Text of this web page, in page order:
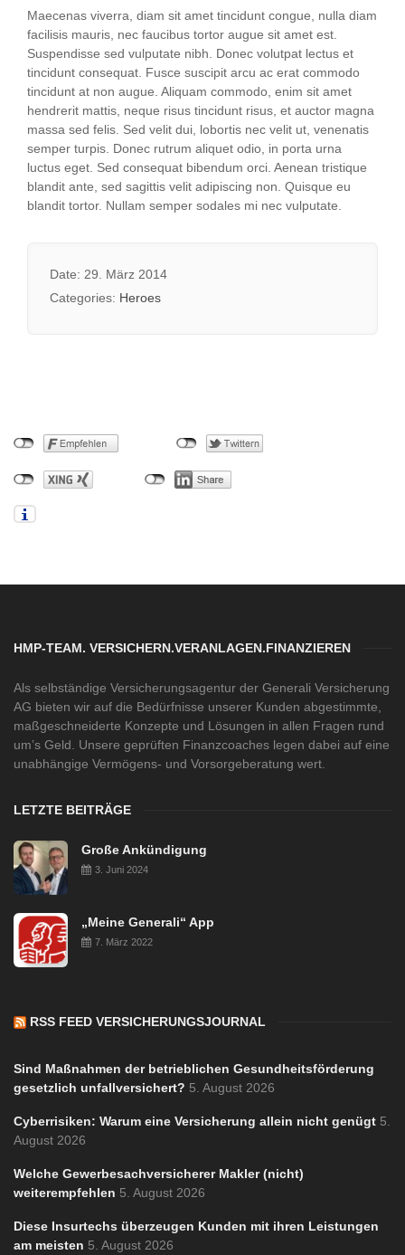
Maecenas viverra, diam sit amet tincidunt congue, nulla diam
facilisis mauris, nec faucibus tortor augue sit amet est.
Suspendisse sed vulputate nibh. Donec volutpat lectus et
tincidunt consequat. Fusce suscipit arcu ac erat commodo
tincidunt at non augue. Aliquam commodo, enim sit amet
hendrerit mattis, neque risus tincidunt risus, et auctor magna
massa sed felis. Sed velit dui, lobortis nec velit ut, venenatis
semper turpis. Donec rutrum aliquet odio, in porta urna
luctus eget. Sed consequat bibendum orci. Aenean tristique
blandit ante, sed sagittis velit adipiscing non. Quisque eu
blandit tortor. Nullam semper sodales mi nec vulputate.
Date: 29. März 2014
Categories: Heroes
HMP-TEAM. VERSICHERN.VERANLAGEN.FINANZIEREN
Als selbständige Versicherungsagentur der Generali Versicherung
AG bieten wir auf die Bedürfnisse unserer Kunden abgestimmte,
maßgeschneiderte Konzepte und Lösungen in allen Fragen rund
um’s Geld. Unsere geprüften Finanzcoaches legen dabei auf eine
unabhängige Vermögens- und Vorsorgeberatung wert.
LETZTE BEITRÄGE
Große Ankündigung
3. Juni 2024
„Meine Generali“ App
7. März 2022
RSS FEED VERSICHERUNGSJOURNAL
Sind Maßnahmen der betrieblichen Gesundheitsförderung
gesetzlich unfallversichert? 5. August 2026
Cyberrisiken: Warum eine Versicherung allein nicht genügt 5.
August 2026
Welche Gewerbesachversicherer Makler (nicht)
weiterempfehlen 5. August 2026
Diese Insurtechs überzeugen Kunden mit ihren Leistungen
am meisten 5. August 2026